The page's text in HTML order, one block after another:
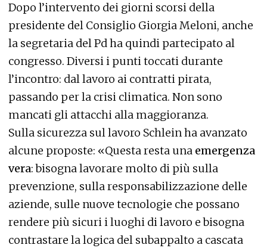
Dopo l’intervento dei giorni scorsi della
presidente del Consiglio Giorgia Meloni, anche
la segretaria del Pd ha quindi partecipato al
congresso. Diversi i punti toccati durante
l’incontro: dal lavoro ai contratti pirata,
passando per la crisi climatica. Non sono
mancati gli attacchi alla maggioranza.
Sulla sicurezza sul lavoro Schlein ha avanzato
alcune proposte: «Questa resta una emergenza
vera: bisogna lavorare molto di più sulla
prevenzione, sulla responsabilizzazione delle
aziende, sulle nuove tecnologie che possano
rendere più sicuri i luoghi di lavoro e bisogna
contrastare la logica del subappalto a cascata